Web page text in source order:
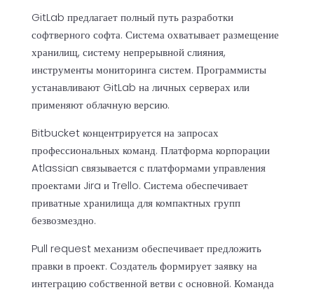
GitLab предлагает полный путь разработки
софтверного софта. Система охватывает размещение
хранилищ, систему непрерывной слияния,
инструменты мониторинга систем. Программисты
устанавливают GitLab на личных серверах или
применяют облачную версию.
Bitbucket концентрируется на запросах
профессиональных команд. Платформа корпорации
Atlassian связывается с платформами управления
проектами Jira и Trello. Система обеспечивает
приватные хранилища для компактных групп
безвозмездно.
Pull request механизм обеспечивает предложить
правки в проект. Создатель формирует заявку на
интеграцию собственной ветви с основной. Команда